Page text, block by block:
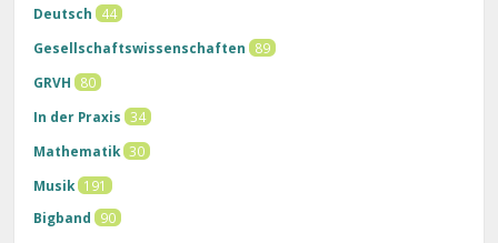
Deutsch
44
Gesellschaftswissenschaften
89
GRVH
80
In der Praxis 34
Mathematik 30
Musik 191
Bigband
90